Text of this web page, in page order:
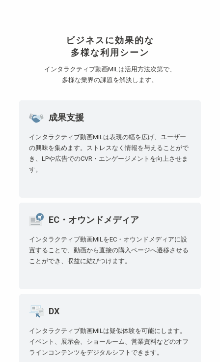
ビジネスに効果的な
多様な利用シーン
インタラクティブ動画MILは活用方法次第で、
多様な業界の課題を解決します。
成果支援
インタラクティブ動画MILは表現の幅を広げ、ユーザー
の興味を集めます。ストレスなく情報を与えることがで
き、LPや広告でのCVR・エンゲージメントを向上させま
す。
EC・オウンドメディア
インタラクティブ動画MILをEC・オウンドメディアに設
置することで、動画から直接の購入ページへ遷移させる
ことができ、収益に結びつけます。
DX
インタラクティブ動画MILは疑似体験を可能にします。
イベント、展示会、ショールーム、営業資料などのオフ
ラインコンテンツをデジタルシフトできます。